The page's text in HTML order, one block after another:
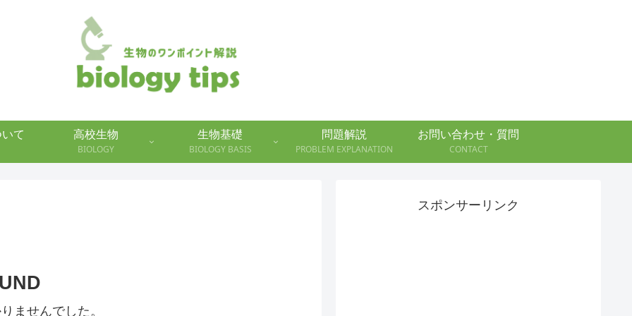
て
高校生物
BIOLOGY
生物基礎
BIOLOGY BASIS
問題解説
PROBLEM EXPLANATION
お問い合わせ・質問
CONTACT
ませんでした。
スポンサーリンク